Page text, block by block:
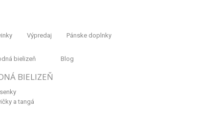
Výpredaj Pánske doplnky
bielizeň
BIELIZEŇ
a tangá
Blog